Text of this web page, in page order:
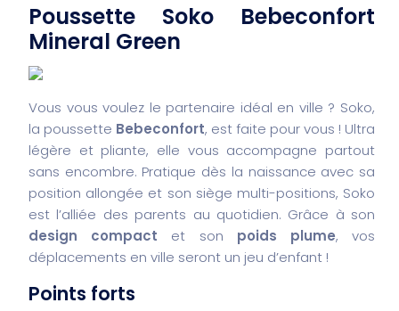
Poussette Soko Bebeconfort
Mineral Green
Vous vous voulez le partenaire idéal en ville ? Soko,
la poussette Bebeconfort, est faite pour vous ! Ultra
légère et pliante, elle vous accompagne partout
sans encombre. Pratique dès la naissance avec sa
position allongée et son siège multi-positions, Soko
est l’alliée des parents au quotidien. Grâce à son
design compact et son poids plume, vos
déplacements en ville seront un jeu d’enfant !
Points forts